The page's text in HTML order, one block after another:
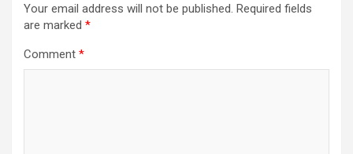
Your email address will not be published. Required fields
are marked *
Comment *